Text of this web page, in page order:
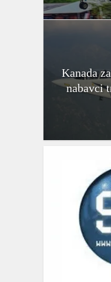
Kanada
nabavci